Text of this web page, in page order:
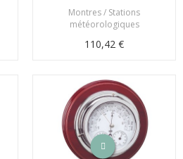
Montres / Stations
météorologiques
110,42 €